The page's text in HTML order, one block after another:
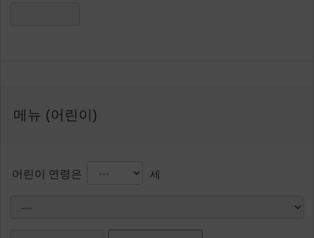
메뉴 (어린이)
어린이 연령은 세